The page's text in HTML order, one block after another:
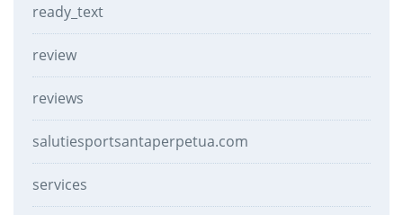
ready_text
review
reviews
salutiesportsantaperpetua.com
services